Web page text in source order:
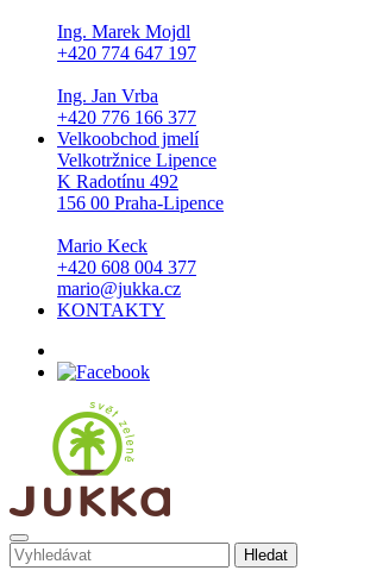
Ing. Marek Mojdl
+420 774 647 197
Ing. Jan Vrba
+420 776 166 377
Velkoobchod jmelí
Velkotržnice Lipence
K Radotínu 492
156 00 Praha-Lipence
Mario Keck
+420 608 004 377
mario@jukka.cz
KONTAKTY